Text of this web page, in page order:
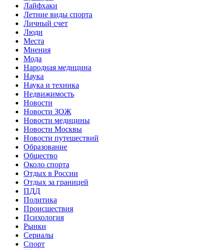
Лайфхаки
Летние виды спорта
Личный счет
Люди
Места
Мнения
Мода
Народная медицина
Наука
Наука и техника
Недвижимость
Новости
Новости ЗОЖ
Новости медицины
Новости Москвы
Новости путешествий
Образование
Общество
Около спорта
Отдых в России
Отдых за границей
ПДД
Политика
Происшествия
Психология
Рынки
Сериалы
Спорт